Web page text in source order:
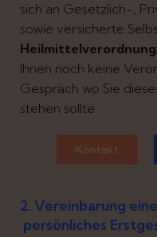
sich an Gesetzlich-,
sowie versicherte
Ihnen noch keine
Gespräch wo Sie
stehen sollte.
Kontakt
2. Vereinbarung
persönliches